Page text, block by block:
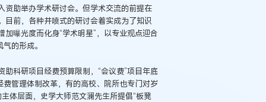
资助举办学术研讨会。但学术交流的前提在
前，各种井喷式的研讨会着实成为了知识
曝光度而化身“学术明星”，以专业观点迎合
的形成。
科研项目经费预算限制，“会议费”项目年底
管理体制改革，有的高校、院所也专门对岁
体层面，史学大师范文澜先生所提倡“板凳